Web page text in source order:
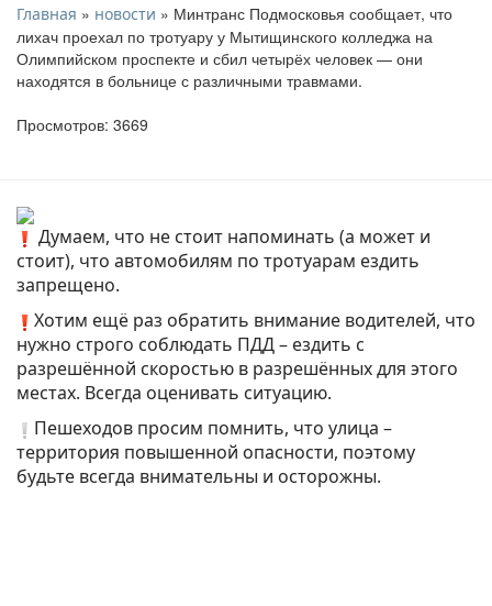
Главная » новости » Минтранс Подмосковья сообщает, что
лихач проехал по тротуару у Мытищинского колледжа на
Олимпийском проспекте и сбил четырёх человек — они
находятся в больнице с различными травмами.
Просмотров: 3669
Думаем, что не стоит напоминать (а может и
стоит), что автомобилям по тротуарам ездить
запрещено.
Хотим ещё раз обратить внимание водителей, что
нужно строго соблюдать ПДД – ездить с
разрешённой скоростью в разрешённых для этого
местах. Всегда оценивать ситуацию.
Пешеходов просим помнить, что улица –
территория повышенной опасности, поэтому
будьте всегда внимательны и осторожны.